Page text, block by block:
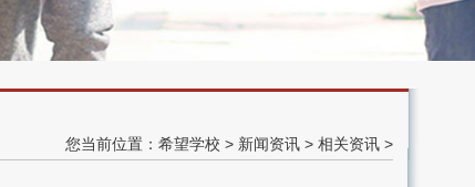
您当前位置： 希望学校 > 新闻资讯 > 相关资讯 >